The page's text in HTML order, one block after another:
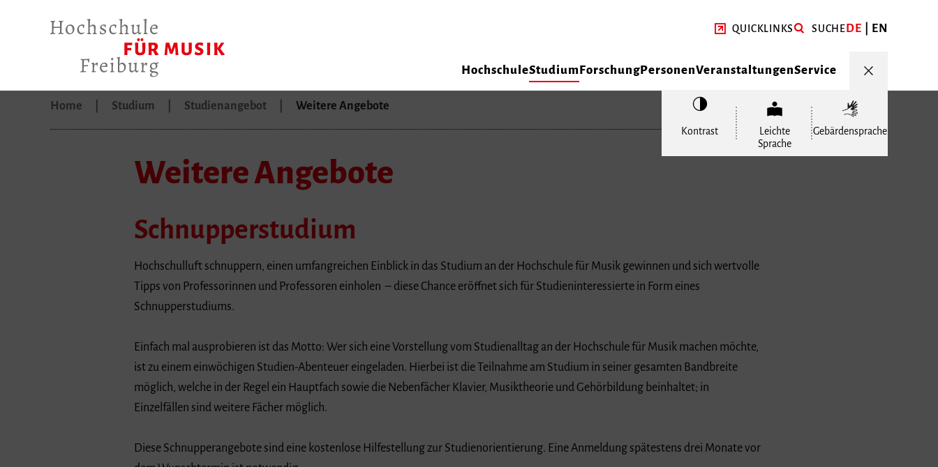
QUICKLINKS SUCHEDE EN
Hochschule Studium Forschung Personen Veranstaltungen Service
Kontrast
Leichte
Sprache
Gebärdensprache
Home Studium Studienangebot Weitere Angebote
Weitere Angebote
Schnupperstudium
Hochschulluft schnuppern, einen umfangreichen Einblick in das Studium an der Hochschule für Musik gewinnen und sich wertvolle
Tipps von Professorinnen und Professoren einholen – diese Chance eröffnet sich für Studieninteressierte in Form eines
Schnupperstudiums.
Einfach mal ausprobieren ist das Motto: Wer sich eine Vorstellung vom Studienalltag an der Hochschule für Musik machen möchte,
ist zu einem einwöchigen Studien-Abenteuer eingeladen. Hierbei ist die Teilnahme am Studium in seiner gesamten Bandbreite
möglich, welche in der Regel ein Hauptfach sowie die Nebenfächer Klavier, Musiktheorie und Gehörbildung beinhaltet; in
Einzelfällen sind weitere Fächer möglich.
Diese Schnupperangebote sind eine kostenlose Hilfestellung zur Studienorientierung. Eine Anmeldung spätestens drei Monate vor